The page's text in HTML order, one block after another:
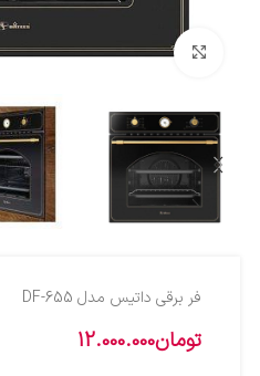
بزرگنمایی تصویر
فر برقی داتیس مدل DF-655
تومان12.000.000